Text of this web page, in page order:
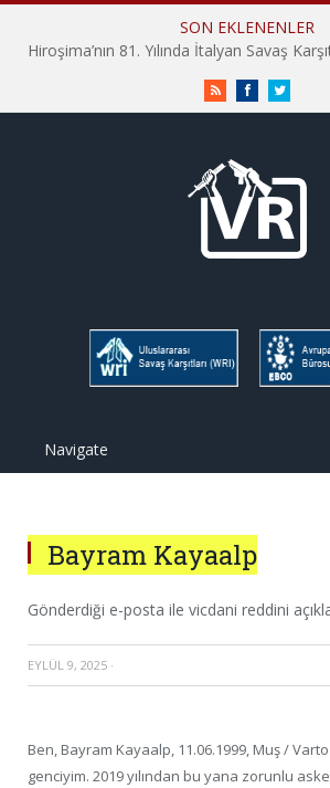
SON EKLENENLER
RSS FacebookTwitter
Navigate
Bayram Kayaalp
Gönderdiği e-posta ile vicdani reddini
EYLÜL 9, 2025 ·
Ben, Bayram Kayaalp, 11.06.1999, Muş /
genciyim. 2019 yılından bu yana zorunlu